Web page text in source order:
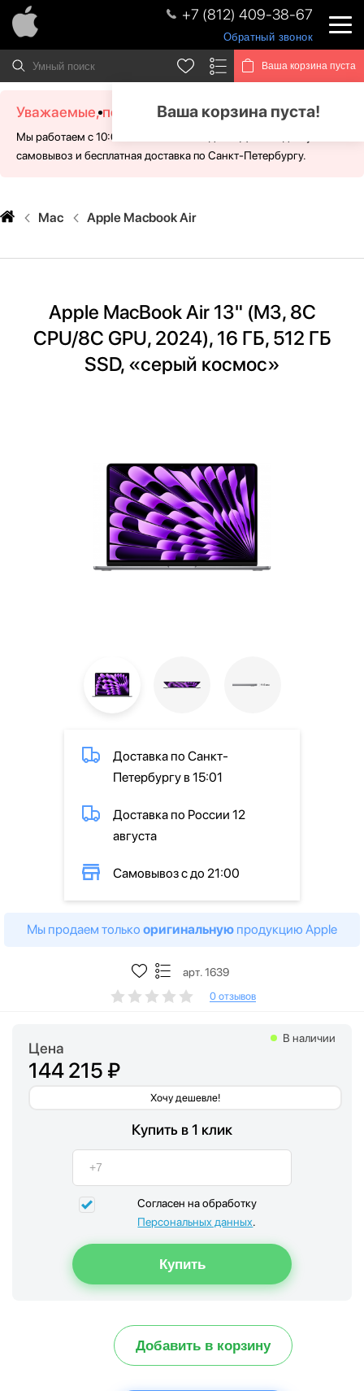
+7 (812) 409-38-67
Обратный звонок
Ваша корзина пуста
Ваша корзина пуста!
Уважаемые, посетители!
Мы работаем с 10:00 - 21:00 без выходных. Для Вас доступен
самовывоз и бесплатная доставка по Санкт-Петербургу.
Mac Apple Macbook Air
Apple MacBook Air 13" (M3, 8C
CPU/8C GPU, 2024), 16 ГБ, 512 ГБ
SSD, «серый космос»
Доставка по Санкт-
Петербургу в 15:01
Доставка по России 12
августа
Самовывоз с до 21:00
Мы продаем только оригинальную продукцию Apple
арт. 1639
0 отзывов
Цена
144 215 ₽
Хочу дешевле!
В наличии
Купить в 1 клик
Согласен на обработку
Персональных данных.
Добавить в корзину